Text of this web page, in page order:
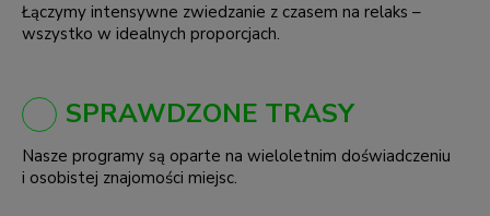
Łączymy intensywne zwiedzanie z czasem na relaks –
wszystko w idealnych proporcjach.
SPRAWDZONE TRASY
Nasze programy są oparte na wieloletnim doświadczeniu
i osobistej znajomości miejsc.